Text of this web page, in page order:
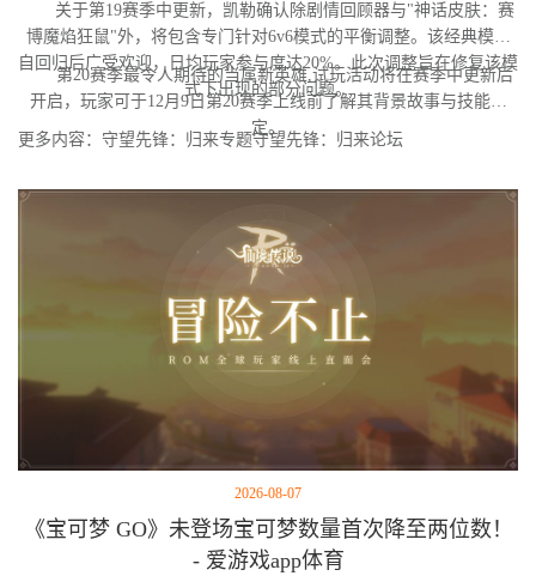
关于第19赛季中更新，凯勒确认除剧情回顾器与"神话皮肤：赛
博魔焰狂鼠"外，将包含专门针对6v6模式的平衡调整。该经典模式
自回归后广受欢迎，日均玩家参与度达20%。此次调整旨在修复该模
式下出现的部分问题。
第20赛季最令人期待的当属新英雄,试玩活动将在赛季中更新后
开启，玩家可于12月9日第20赛季上线前了解其背景故事与技能设
定。
更多内容：守望先锋：归来专题守望先锋：归来论坛
2026-08-07
《宝可梦 GO》未登场宝可梦数量首次降至两位数！
- 爱游戏app体育